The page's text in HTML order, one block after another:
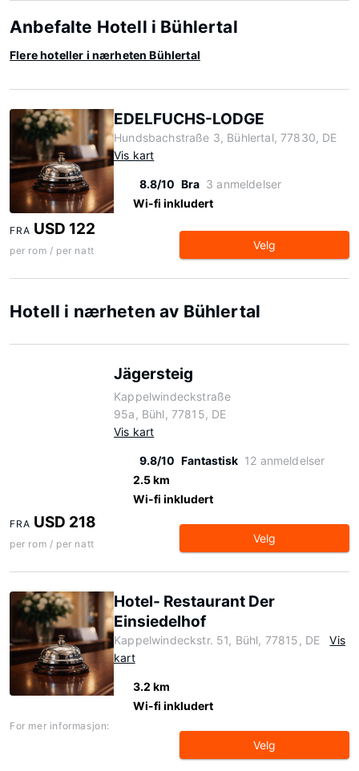
Anbefalte Hotell i Bühlertal
Flere hoteller i nærheten Bühlertal
EDELFUCHS-LODGE
Hundsbachstraße 3, Bühlertal, 77830, DE
Vis kart
8.8/10 Bra 3 anmeldelser
Wi-fi inkludert
FRA USD 122
per rom / per natt Velg
Hotell i nærheten av Bühlertal
Jägersteig
Kappelwindeckstraße
95a, Bühl, 77815, DE
Vis kart
9.8/10 Fantastisk 12 anmeldelser
2.5 km
Wi-fi inkludert
FRA USD 218
per rom / per natt Velg
Hotel- Restaurant Der
Einsiedelhof
Kappelwindeckstr. 51, Bühl, 77815, DE
Vis
kart
3.2 km
Wi-fi inkludert
For mer informasjon:
Velg